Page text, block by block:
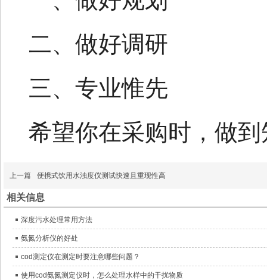
二、做好调研
三、专业惟先
希望你在采购时，做
上一篇 便携式饮用水浊度仪测试快速且重现性高
相关信息
深度污水处理常用方法
氨氮分析仪的好处
cod测定仪在测定时要注意哪些问题？
使用cod氨氮测定仪时，怎么处理水样中的干扰物质